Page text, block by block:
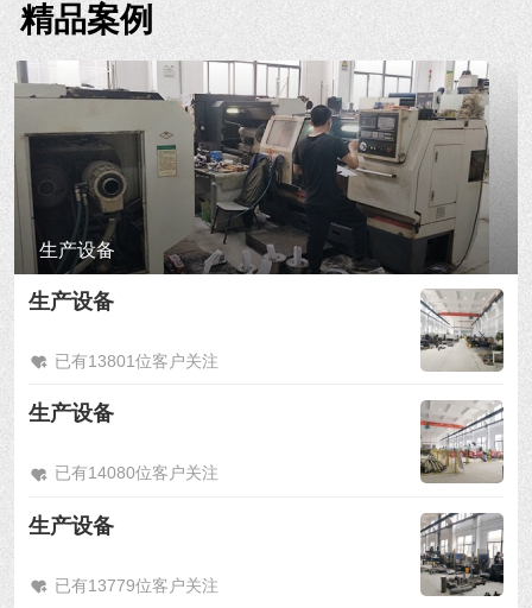
精品案例
生产设备
生产设备
已有13801位客户关注
生产设备
已有14080位客户关注
生产设备
已有13779位客户关注